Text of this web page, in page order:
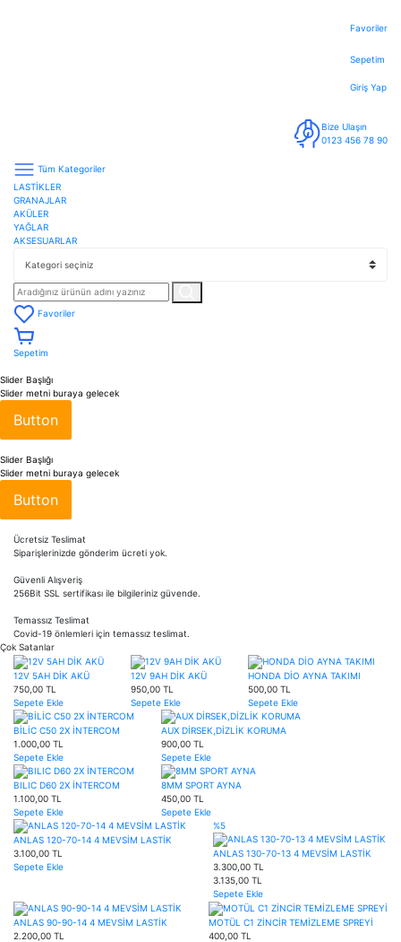
Favoriler
Sepetim
Giriş Yap
Bize Ulaşın
0123 456 78 90
Tüm Kategoriler
LASTİKLER
GRANAJLAR
AKÜLER
YAĞLAR
AKSESUARLAR
Favoriler
Sepetim
Slider Başlığı
Slider metni buraya gelecek
Button
Slider Başlığı
Slider metni buraya gelecek
Button
Ücretsiz Teslimat
Siparişlerinizde gönderim ücreti yok.
Güvenli Alışveriş
256Bit SSL sertifikası ile bilgileriniz güvende.
Temassız Teslimat
Covid-19 önlemleri için temassız teslimat.
Çok Satanlar
12V 5AH DİK AKÜ
750,00 TL
Sepete Ekle
12V 9AH DİK AKÜ
950,00 TL
Sepete Ekle
HONDA DİO AYNA TAKIMI
500,00 TL
Sepete Ekle
BİLİC C50 2X İNTERCOM
1.000,00 TL
Sepete Ekle
AUX DİRSEK,DİZLİK KORUMA
900,00 TL
Sepete Ekle
BILIC D60 2X İNTERCOM
1.100,00 TL
Sepete Ekle
8MM SPORT AYNA
450,00 TL
Sepete Ekle
ANLAS 120-70-14 4 MEVSİM LASTİK
3.100,00 TL
Sepete Ekle
%5
ANLAS 130-70-13 4 MEVSİM LASTİK
3.300,00 TL
3.135,00 TL
Sepete Ekle
ANLAS 90-90-14 4 MEVSİM LASTİK
2.200,00 TL
MOTÜL C1 ZİNCİR TEMİZLEME SPREYİ
400,00 TL